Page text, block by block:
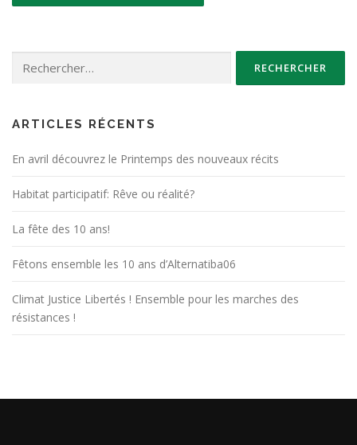
ARTICLES RÉCENTS
En avril découvrez le Printemps des nouveaux récits
Habitat participatif: Rêve ou réalité?
La fête des 10 ans!
Fêtons ensemble les 10 ans d’Alternatiba06
Climat Justice Libertés ! Ensemble pour les marches des
résistances !